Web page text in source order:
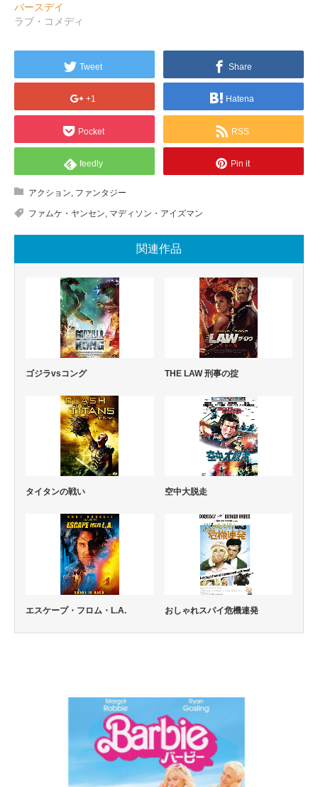
バースデイ
ラブ・コメディ
Tweet Share
+1 Hatena
Pocket RSS
feedly Pin it
アクション ファンタジー
ファムケ・ヤンセン マディソン・アイズマン
関連作品
ゴジラvsコング THE LAW 刑事の掟
タイタンの戦い 空中大脱走
エスケープ・フロム・L.A. おしゃれスパイ危機連発